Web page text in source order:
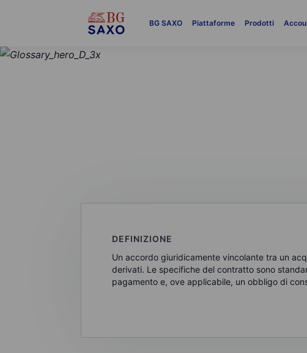
BG SAXO Piattaforme Prodotti
DEFINIZIONE
Un accordo giuridicamente vincolante tra un
derivati. Le specifiche del contratto sono
pagamento e, ove applicabile, un obbligo di